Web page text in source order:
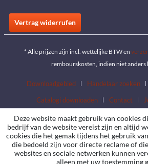
Vertrag widerrufen
* Alle prijzen zijn incl. wettelijke BTW en
rembourskosten, indien niet anders
Downloadgebied Handelaar zoeken
Catalogi downloaden
Contact
Deze website maakt gebruik van cookies
bedrijf van de website vereist zijn en altijd
cookies die het gemak tijdens het gebruik
die bedoeld zijn voor directe reclame of
websites en sociale netwerken kunnen
alleen met uw toestemming